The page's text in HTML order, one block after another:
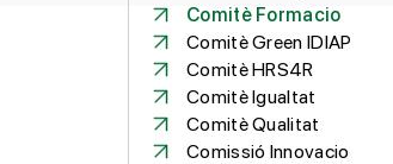
Comitè Formacio
Comitè Green IDIAP
Comitè HRS4R
Comitè Igualtat
Comitè Qualitat
Comissió Innovacio